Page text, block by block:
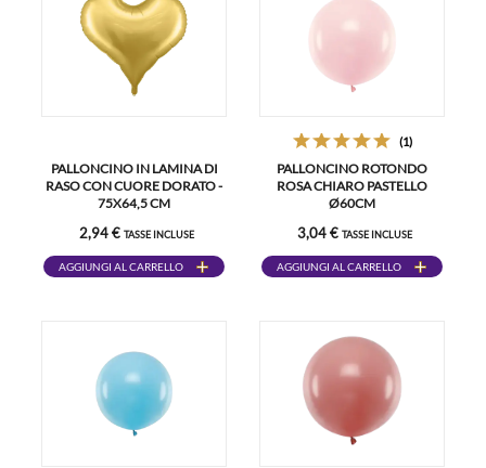
PALLONCINO IN LAMINA DI
RASO CON CUORE DORATO -
75X64,5 CM
2,94 € TASSE INCLUSE
AGGIUNGI AL CARRELLO
(1)
PALLONCINO ROTONDO
ROSA CHIARO PASTELLO
Ø60CM
3,04 € TASSE INCLUSE
AGGIUNGI AL CARRELLO